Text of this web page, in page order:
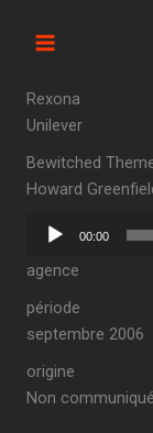
Rexona
Unilever
Bewitched
Howard
Lecteur
00:00
agence
période
septembre 2006
origine
Non communiqué